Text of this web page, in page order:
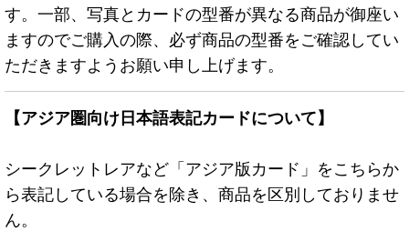
す。一部、写真とカードの型番が異なる商品が御座い
ますのでご購入の際、必ず商品の型番をご確認してい
ただきますようお願い申し上げます。
【アジア圏向け日本語表記カードについて】
シークレットレアなど「アジア版カード」をこちらか
ら表記している場合を除き、商品を区別しておりませ
ん。